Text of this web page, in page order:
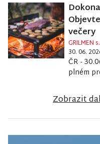
večery
GRILMEN
30. 06.
ČR -
plném
Zobrazit